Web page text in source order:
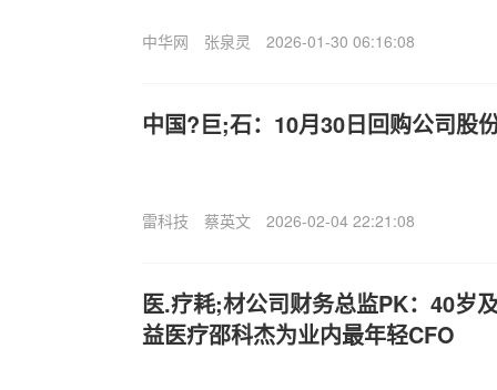
中华网 张泉灵 2026-01-30 06:16:08
中国?巨;石：10月30日回购公司股
雷科技 蔡英文 2026-02-04 22:21:08
医.疗耗;材公司财务总监PK：40岁
益医疗邵科杰为业内最年轻CFO